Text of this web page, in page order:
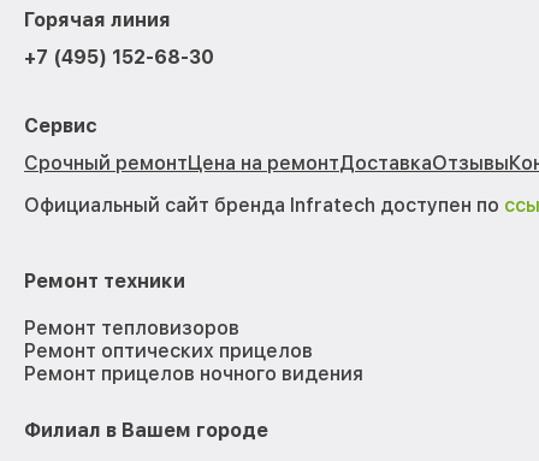
Горячая линия
+7 (495) 152-68-30
Сервис
Срочный ремонтЦена на ремонтДоставкаОтзывы
Официальный сайт бренда Infratech доступен по
Ремонт техники
Ремонт тепловизоров
Ремонт оптических прицелов
Ремонт прицелов ночного видения
Филиал в Вашем городе